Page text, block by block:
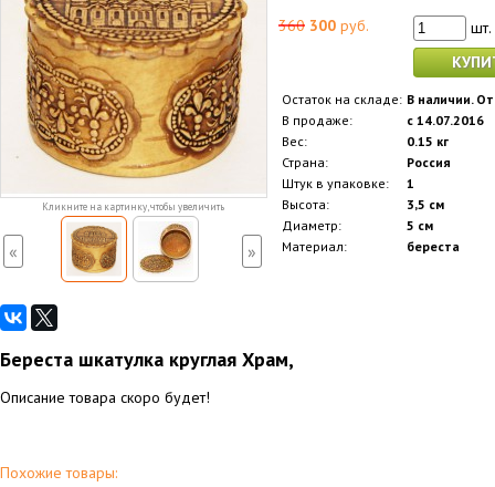
Кликните на картинку, чтобы увеличить
« »
360 300 руб.
шт.
Остаток на складе: В наличии.
В продаже:
с 14.07.2016
Вес:
0.15 кг
Страна:
Россия
Штук в упаковке:
1
Высота:
3,5 см
Диаметр:
5 см
Материал:
береста
Береста шкатулка круглая Храм,
Описание товара скоро будет!
Похожие товары: